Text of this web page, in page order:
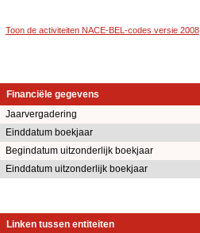
Toon de activiteiten NACE-BEL-codes versie 2008
Financiële gegevens
Jaarvergadering
Einddatum boekjaar
Begindatum uitzonderlijk boekjaar
Einddatum uitzonderlijk boekjaar
Linken tussen entiteiten